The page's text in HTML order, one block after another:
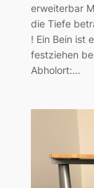
erweiterbar
die Tiefe
! Ein Bein ist
festziehen
Abholort:…